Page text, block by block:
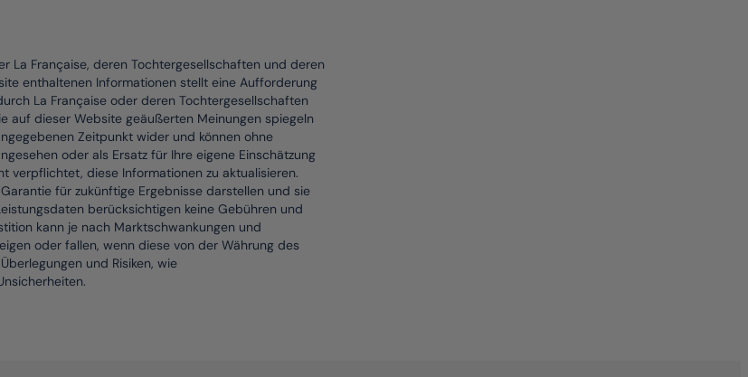
La Française, deren Tochtergesellschaften und deren
enthaltenen Informationen stellt eine Aufforderung
La Française oder deren Tochtergesellschaften
auf dieser Website geäußerten Meinungen spiegeln
Zeitpunkt wider und können ohne
oder als Ersatz für Ihre eigene Einschätzung
verpflichtet, diese Informationen zu aktualisieren.
für zukünftige Ergebnisse darstellen und sie
berücksichtigen keine Gebühren und
kann je nach Marktschwankungen und
oder fallen, wenn diese von der Währung des
und Risiken, wie